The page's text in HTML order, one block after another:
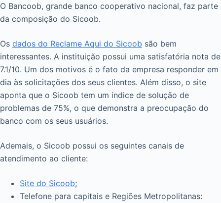
O Bancoob, grande banco cooperativo nacional, faz parte
da composição do Sicoob.
Os dados do Reclame Aqui do Sicoob são bem
interessantes. A instituição possui uma satisfatória nota de
7.1/10. Um dos motivos é o fato da empresa responder em
dia às solicitações dos seus clientes. Além disso, o site
aponta que o Sicoob tem um índice de solução de
problemas de 75%, o que demonstra a preocupação do
banco com os seus usuários.
Ademais, o Sicoob possui os seguintes canais de
atendimento ao cliente:
Site do Sicoob;
Telefone para capitais e Regiões Metropolitanas: